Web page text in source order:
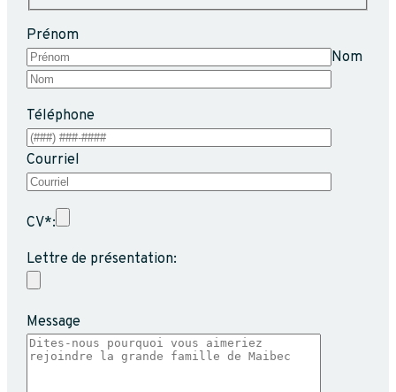
Prénom
Nom
Téléphone
Courriel
CV*:
Lettre de présentation:
Message